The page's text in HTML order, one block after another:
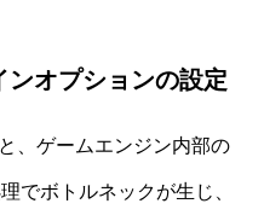
ンオプションの設定
、ゲームエンジン内部の
でボトルネックが生じ、